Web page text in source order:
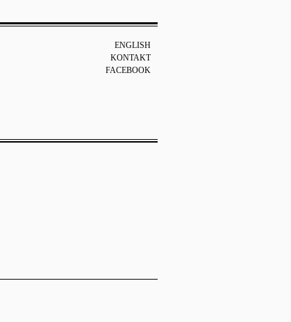
ENGLISH
KONTAKT
FACEBOOK